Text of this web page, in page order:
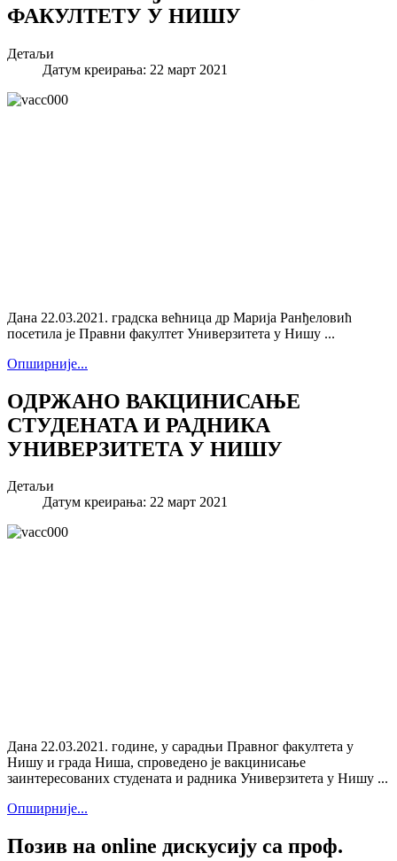
ФАКУЛТЕТУ У НИШУ
Детаљи
Датум креирања: 22 март 2021
Дана 22.03.2021. градска већница др Марија Ранђеловић
посетила је Правни факултет Универзитета у Нишу ...
Опширније...
ОДРЖАНО ВАКЦИНИСАЊЕ
СТУДЕНАТА И РАДНИКА
УНИВЕРЗИТЕТА У НИШУ
Детаљи
Датум креирања: 22 март 2021
Дана 22.03.2021. године, у сарадњи Правног факултета у
Нишу и града Ниша, спроведено је вакцинисање
заинтересованих студената и радника Универзитета у Нишу ...
Опширније...
Позив на online дискусију са проф.